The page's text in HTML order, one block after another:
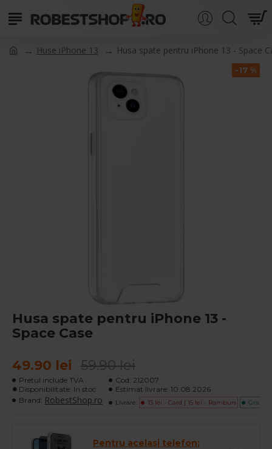
Huse iPhone 13 Husa spate pentru iPhone 13 - Space
-17 %
Husa spate pentru iPhone 13 -
Space Case
49.90 lei 59.90 lei
Pretul include TVA
Disponibilitate: In stoc
Brand: RobestShop.ro
Cod: 212007
Estimat livrare: 10.08.2026
Livrare: 13 lei - Card | 15 lei - Ramburs
Pentru acelasi telefon: